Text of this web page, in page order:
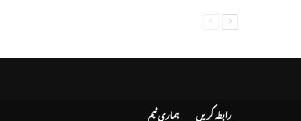
رابطہ کریں ہماری ٹیم